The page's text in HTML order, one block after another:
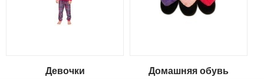
Девочки Домашняя обувь